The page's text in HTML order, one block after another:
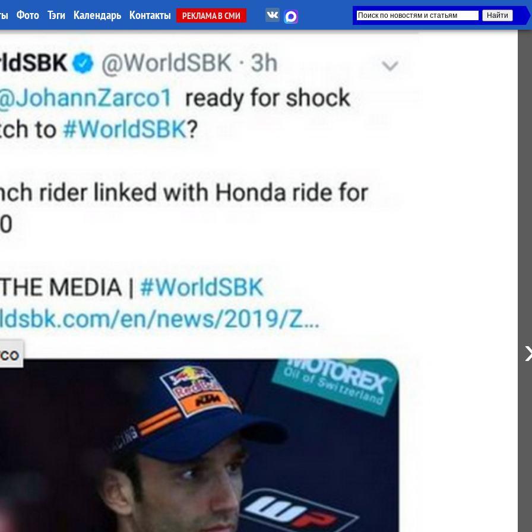
Фото Тэги Календарь Контакты РЕКЛАМА В СМИ